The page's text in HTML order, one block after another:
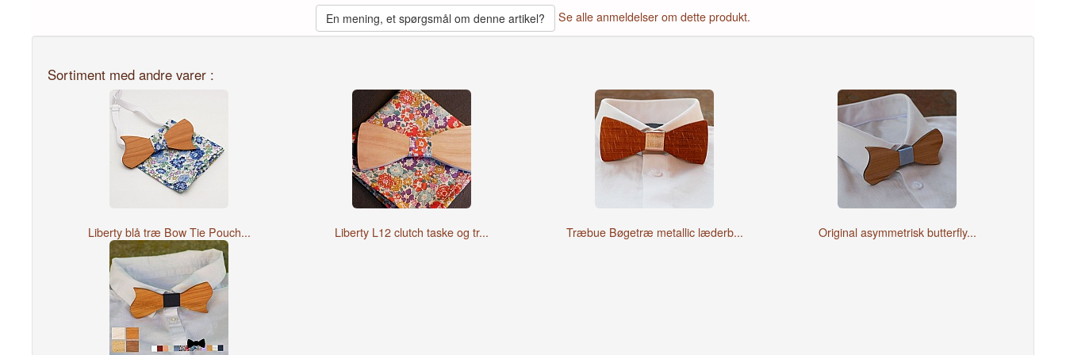
En mening, et spørgsmål om denne artikel? Se alle anmeldelser om dette produkt.
Sortiment med andre varer :
Liberty blå træ Bow Tie Pouch... Liberty L12 clutch taske og tr... Træbue Bøgetræ metallic læderb... Original asymmetrisk butterfly...